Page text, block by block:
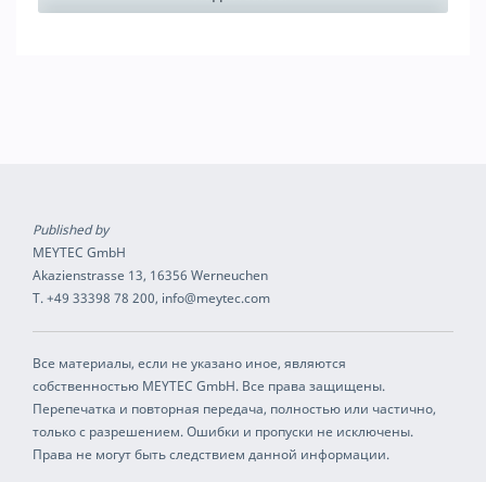
Published by
MEYTEC GmbH
Akazienstrasse 13, 16356 Werneuchen
T. +49 33398 78 200, info@meytec.com
Все материалы, если не указано иное, являются
собственностью MEYTEC GmbH. Все права защищены.
Перепечатка и повторная передача, полностью или частично,
только с разрешением. Ошибки и пропуски не исключены.
Права не могут быть следствием данной информации.